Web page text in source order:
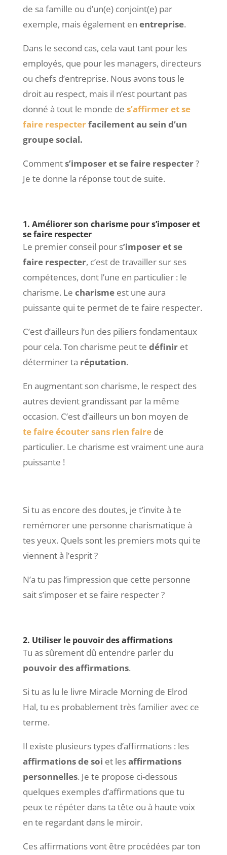
de sa famille ou d’un(e) conjoint(e) par
exemple, mais également en entreprise.
Dans le second cas, cela vaut tant pour les
employés, que pour les managers, directeurs
ou chefs d’entreprise. Nous avons tous le
droit au respect, mais il n’est pourtant pas
donné à tout le monde de s’affirmer et se
faire respecterfacilement au sein d’un
groupe social.
Comments’imposer et se faire respecter?
Je te donne la réponse tout de suite.
1. Améliorer son charisme pour s’imposer et
se faire respecter
Le premier conseil pour s’imposer et se
faire respecter, c’est de travailler sur ses
compétences, dont l’une en particulier : le
charisme. Le charisme est une aura
puissante qui te permet de te faire respecter.
C’est d’ailleurs l’un des piliers fondamentaux
pour cela. Ton charisme peut te définiret
déterminer ta réputation.
En augmentant son charisme, le respect des
autres devient grandissant par la même
occasion. C’est d’ailleurs un bon moyen de
te faire écouter sans rien fairede
particulier. Le charisme est vraiment une aura
puissante !
Si tu as encore des doutes, je t’invite à te
remémorer une personne charismatique à
tes yeux. Quels sont les premiers mots qui te
viennent à l’esprit ?
N’a tu pas l’impression que cette personne
sait s’imposer et se faire respecter ?
2. Utiliser le pouvoir des affirmations
Tu as sûrement dû entendre parler du
pouvoir des affirmations.
Si tu as lu le livre Miracle Morning de Elrod
Hal, tu es probablement très familier avec ce
terme.
Il existe plusieurs types d’affirmations : les
affirmations de soi et lesaffirmations
personnelles. Je te propose ci-dessous
quelques exemples d’affirmations que tu
peux te répéter dans ta tête ou à haute voix
en te regardant dans le miroir.
Ces affirmations vont être procédées par ton